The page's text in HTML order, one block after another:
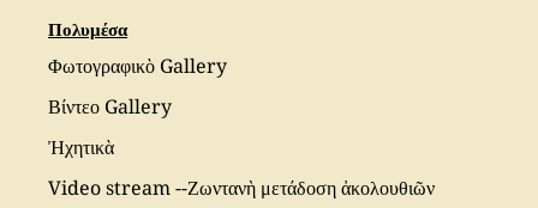
Πολυμέσα
Φωτογραφικὸ Gallery
Βίντεο Gallery
Ἠχητικὰ
Video stream --Ζωντανὴ μετάδοση ἀκολουθιῶν